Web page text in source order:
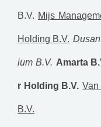
B.V. Mijs
Holding B.V.
ium B.V. Amarta
r Holding B.V. Van
B.V.